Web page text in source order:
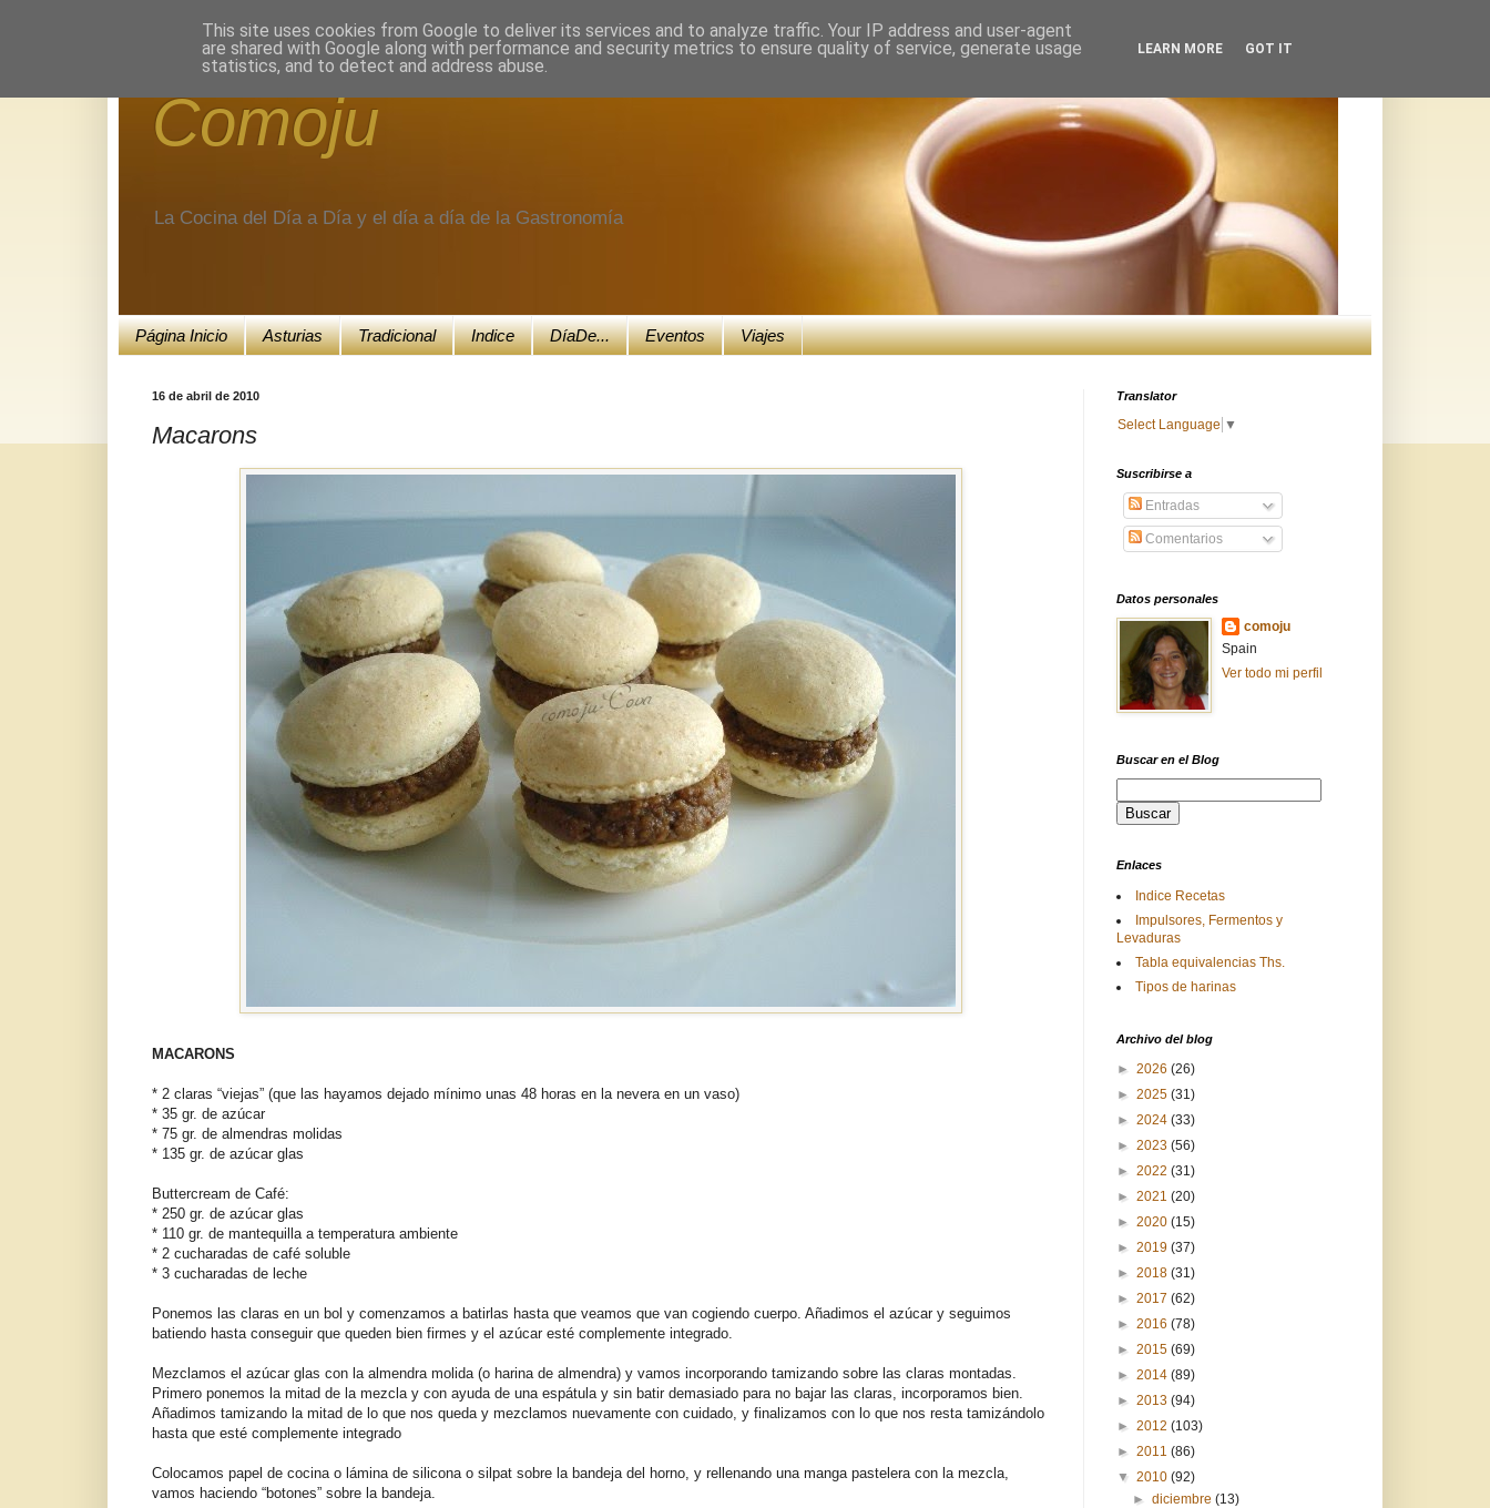
Comoju
La Cocina del Día a Día y el día a día de la Gastronomía
Página Inicio Asturias Tradicional Indice DíaDe... Eventos Viajes
16 de abril de 2010
Macarons
MACARONS
* 2 claras “viejas” (que las hayamos dejado mínimo unas 48 horas en la nevera en un vaso)
* 35 gr. de azúcar
* 75 gr. de almendras molidas
* 135 gr. de azúcar glas
Buttercream de Café:
* 250 gr. de azúcar glas
* 110 gr. de mantequilla a temperatura ambiente
* 2 cucharadas de café soluble
* 3 cucharadas de leche
Ponemos las claras en un bol y comenzamos a batirlas hasta que veamos que van cogiendo cuerpo. Añadimos el azúcar y seguimos
batiendo hasta conseguir que queden bien firmes y el azúcar esté complemente integrado.
Mezclamos el azúcar glas con la almendra molida (o harina de almendra) y vamos incorporando tamizando sobre las claras montadas.
Primero ponemos la mitad de la mezcla y con ayuda de una espátula y sin batir demasiado para no bajar las claras, incorporamos bien.
Añadimos tamizando la mitad de lo que nos queda y mezclamos nuevamente con cuidado, y finalizamos con lo que nos resta tamizándolo
hasta que esté complemente integrado
Colocamos papel de cocina o lámina de silicona o silpat sobre la bandeja del horno, y rellenando una manga pastelera con la mezcla,
vamos haciendo “botones” sobre la bandeja.
Translator
Select Language ▼
Suscribirse a
Entradas
Comentarios
Datos personales
comoju
Spain
Ver todo mi perfil
Buscar en el Blog
Enlaces
Indice Recetas
Impulsores, Fermentos y
Levaduras
Tabla equivalencias Ths.
Tipos de harinas
Archivo del blog
► 2026 (26)
► 2025 (31)
► 2024 (33)
► 2023 (56)
► 2022 (31)
► 2021 (20)
► 2020 (15)
► 2019 (37)
► 2018 (31)
► 2017 (62)
► 2016 (78)
► 2015 (69)
► 2014 (89)
► 2013 (94)
► 2012 (103)
► 2011 (86)
▼ 2010 (92)
►diciembre(13)
This site uses cookies from Google to deliver its services and to analyze traffic. Your IP address and user-agent
are shared with Google along with performance and security metrics to ensure quality of service, generate usage
statistics, and to detect and address abuse.
LEARN MORE GOT IT